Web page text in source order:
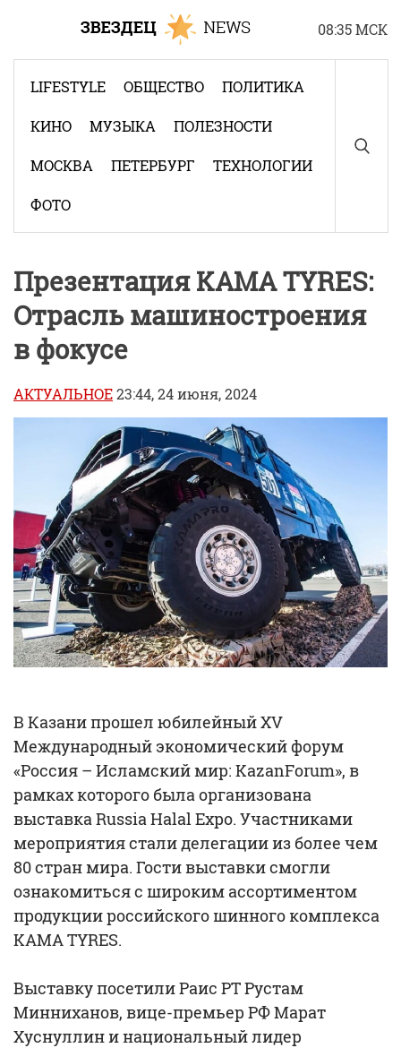
08:35 МСК
LIFESTYLE ОБЩЕСТВО ПОЛИТИКА
КИНО МУЗЫКА ПОЛЕЗНОСТИ
МОСКВА ПЕТЕРБУРГ ТЕХНОЛОГИИ
ФОТО
Презентация KAMA TYRES:
Отрасль машиностроения
в фокусе
АКТУАЛЬНОЕ23:44, 24 июня, 2024
В Казани прошел юбилейный XV
Международный экономический форум
«Россия – Исламский мир: KazanForum», в
рамках которого была организована
выставка Russia Halal Expo. Участниками
мероприятия стали делегации из более чем
80 стран мира. Гости выставки смогли
ознакомиться с широким ассортиментом
продукции российского шинного комплекса
KAMA TYRES.
Выставку посетили Раис РТ Рустам
Минниханов, вице-премьер РФ Марат
Хуснуллин и национальный лидер